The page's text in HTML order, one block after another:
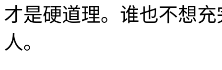
才是硬道理。谁也不想
人。